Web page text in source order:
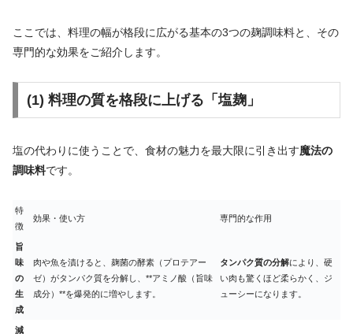
ここでは、料理の幅が格段に広がる基本の3つの麹調味料と、その
専門的な効果をご紹介します。
(1) 料理の質を格段に上げる「塩麹」
塩の代わりに使うことで、食材の魅力を最大限に引き出す魔法の
調味料です。
特
徴
効果・使い方 専門的な作用
旨
味
の
生
成
肉や魚を漬けると、麹菌の酵素（プロテアー
ゼ）がタンパク質を分解し、**アミノ酸（旨味
成分）**を爆発的に増やします。
タンパク質の分解により、硬
い肉も驚くほど柔らかく、ジ
ューシーになります。
減